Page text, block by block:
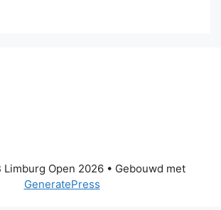
Open 2026• Gebouwd met
GeneratePress